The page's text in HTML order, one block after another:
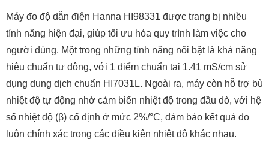
Máy đo độ dẫn điện Hanna HI98331 được trang bị nhiều
tính năng hiện đại, giúp tối ưu hóa quy trình làm việc cho
người dùng. Một trong những tính năng nổi bật là khả năng
hiệu chuẩn tự động, với 1 điểm chuẩn tại 1.41 mS/cm sử
dụng dung dịch chuẩn HI7031L. Ngoài ra, máy còn hỗ trợ bù
nhiệt độ tự động nhờ cảm biến nhiệt độ trong đầu dò, với hệ
số nhiệt độ (β) cố định ở mức 2%/°C, đảm bảo kết quả đo
luôn chính xác trong các điều kiện nhiệt độ khác nhau.